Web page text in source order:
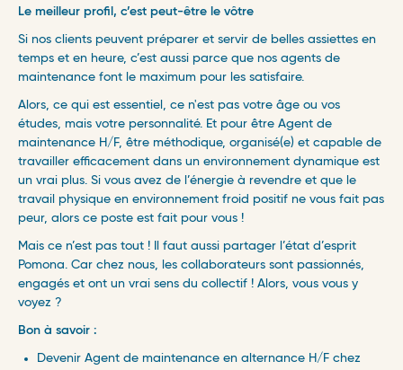
Le meilleur profil, c’est peut-être le vôtre
Si nos clients peuvent préparer et servir de belles assiettes en
temps et en heure, c’est aussi parce que nos agents de
maintenance font le maximum pour les satisfaire.
​Alors, ce qui est essentiel, ce n'est pas votre âge ou vos
études, mais votre personnalité. Et pour être Agent de
maintenance H/F, être méthodique, organisé(e) et capable de
travailler efficacement dans un environnement dynamique est
un vrai plus. Si vous avez de l’énergie à revendre et que le
travail physique en environnement froid positif ne vous fait pas
peur, alors ce poste est fait pour vous !
Mais ce n’est pas tout ! Il faut aussi partager l’état d’esprit
Pomona. Car chez nous, les collaborateurs sont passionnés,
engagés et ont un vrai sens du collectif ! ​Alors, vous vous y
voyez ?
Bon à savoir :
Devenir Agent de maintenance en alternance H/F chez